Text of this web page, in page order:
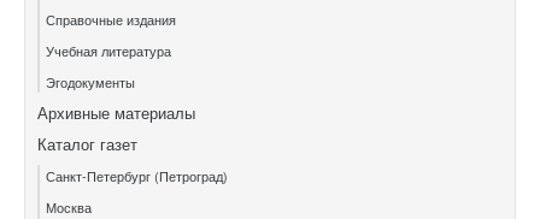
Справочные издания
Учебная литература
Эгодокументы
Архивные материалы
Каталог газет
Санкт-Петербург (Петроград)
Москва